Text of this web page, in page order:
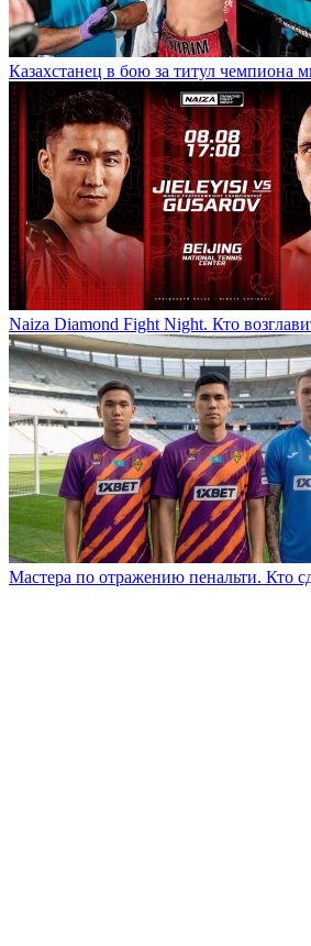
Казахстанец в бою за титул чемпиона
Naiza Diamond Fight Night. Кто
Мастера по отражению пенальти. Кто